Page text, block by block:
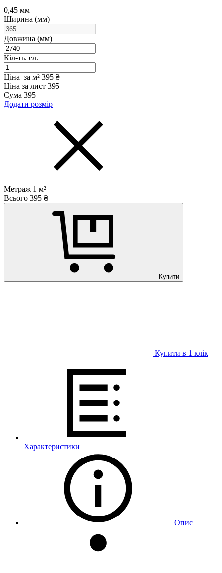
0,45 мм
Ширина (мм)
Довжина (мм)
Кіл-ть. ел.
Ціна за м² 395 ₴
Ціна за лист 395
Сума 395
Додати розмір
Метраж 1 м²
Всього 395 ₴
Купити
Купити в 1 клiк
Характеристики
Опис